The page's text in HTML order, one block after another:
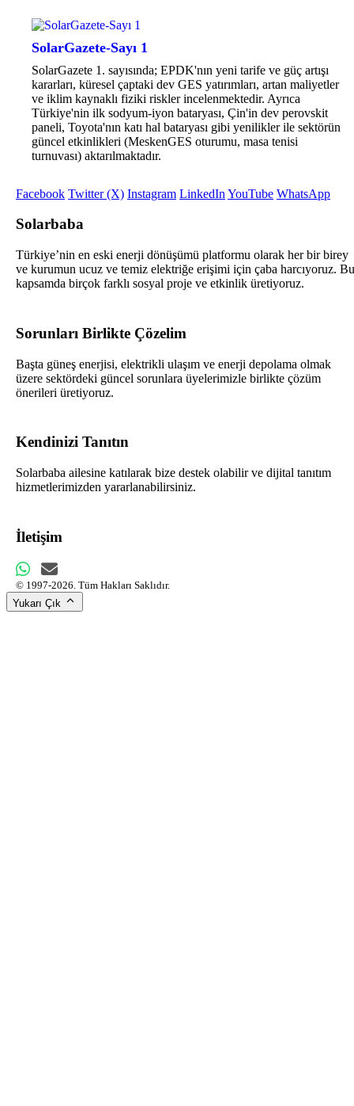
SolarGazete-Sayı 1
SolarGazete 1. sayısında; EPDK'nın yeni tarife ve güç artışı
kararları, küresel çaptaki dev GES yatırımları, artan maliyetler
ve iklim kaynaklı fiziki riskler incelenmektedir. Ayrıca
Türkiye'nin ilk sodyum-iyon bataryası, Çin'in dev perovskit
paneli, Toyota'nın katı hal bataryası gibi yenilikler ile sektörün
güncel etkinlikleri (MeskenGES oturumu, masa tenisi
turnuvası) aktarılmaktadır.
Facebook Twitter (X) Instagram LinkedIn YouTube WhatsApp
Solarbaba
Türkiye’nin en eski enerji dönüşümü platformu olarak her bir birey
ve kurumun ucuz ve temiz elektriğe erişimi için çaba harcıyoruz. Bu
kapsamda birçok farklı sosyal proje ve etkinlik üretiyoruz.
Sorunları Birlikte Çözelim
Başta güneş enerjisi, elektrikli ulaşım ve enerji depolama olmak
üzere sektördeki güncel sorunlara üyelerimizle birlikte çözüm
önerileri üretiyoruz.
Kendinizi Tanıtın
Solarbaba ailesine katılarak bize destek olabilir ve dijital tanıtım
hizmetlerimizden yararlanabilirsiniz.
İletişim
© 1997-2026. Tüm Hakları Saklıdır.
Yukarı Çık